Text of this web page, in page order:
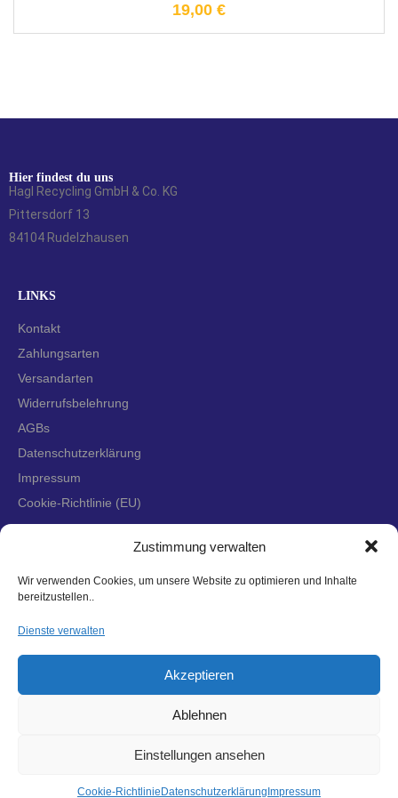
Zustimmung verwalten
Wir verwenden Cookies, um unsere Website zu optimieren und Inhalte
bereitzustellen..
Dienste verwalten
Akzeptieren
Ablehnen
Einstellungen ansehen
Cookie-Richtlinie Datenschutzerklärung Impressum
19,00 €
Hier findest du uns
Hagl Recycling GmbH & Co. KG
Pittersdorf 13
84104 Rudelzhausen
LINKS
Kontakt
Zahlungsarten
Versandarten
Widerrufsbelehrung
AGBs
Datenschutzerklärung
Impressum
Cookie-Richtlinie (EU)